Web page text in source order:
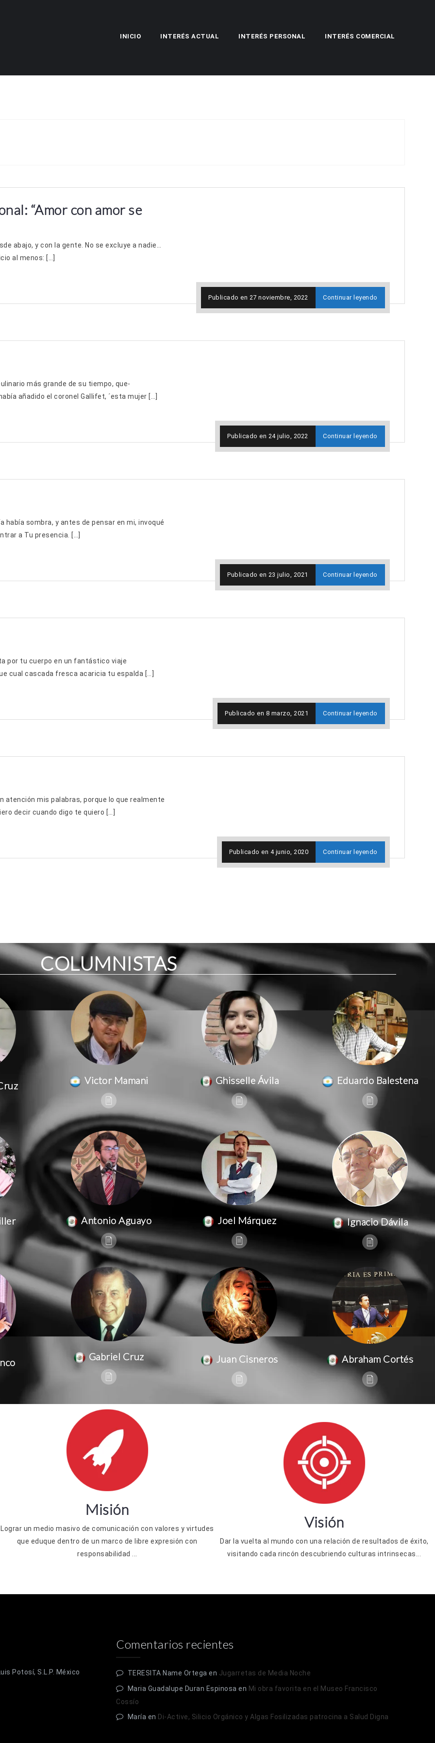
INICIO INTERÉS ACTUAL INTERÉS PERSONAL INTERÉS COMERCIAL
“Amor con amor se
abajo, y con la gente. No se excluye a nadie…
al menos: […]
Publicado en 27 noviembre, 2022 Continuar leyendo
más grande de su tiempo, que-
añadido el coronel Gallifet, ´esta mujer […]
Publicado en 24 julio, 2022 Continuar leyendo
había sombra, y antes de pensar en mi, invoqué
a Tu presencia. […]
Publicado en 23 julio, 2021 Continuar leyendo
por tu cuerpo en un fantástico viaje
cual cascada fresca acaricia tu espalda […]
Publicado en 8 marzo, 2021 Continuar leyendo
atención mis palabras, porque lo que realmente
decir cuando digo te quiero […]
Publicado en 4 junio, 2020 Continuar leyendo
COLUMNISTAS
Victor Mamani Ghisselle Ávila Eduardo Balestena
Antonio Aguayo Joel Márquez Ignacio Dávila
Gabriel Cruz Juan Cisneros Abraham Cortés
Misión
Lograr un medio masivo de comunicación con valores y virtudes
que eduque dentro de un marco de libre expresión con
responsabilidad ...
Visión
Dar la vuelta al mundo con una relación de resultados de éxito,
visitando cada rincón descubriendo culturas intrinsecas...
Potosí, S.L.P. México
Comentarios recientes
TERESITA Name Ortega en Jugarretas de Media Noche
Maria Guadalupe Duran Espinosa en Mi obra favorita en el Museo Francisco
Cossío
María en Di-Active, Silicio Orgánico y Algas Fosilizadas patrocina a Salud Digna